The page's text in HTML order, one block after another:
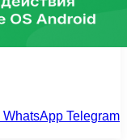
WhatsApp Telegram